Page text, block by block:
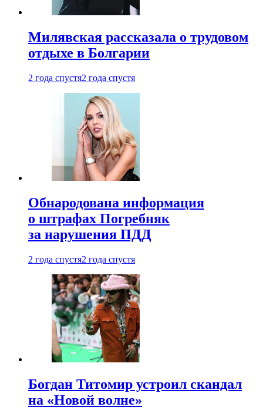
Милявская рассказала о трудовом
отдыхе в Болгарии
2 года спустя2 года спустя
Обнародована информация
о штрафах Погребняк
за нарушения ПДД
2 года спустя2 года спустя
Богдан Титомир устроил скандал
на «Новой волне»